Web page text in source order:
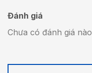
Đánh giá
Chưa có đánh giá